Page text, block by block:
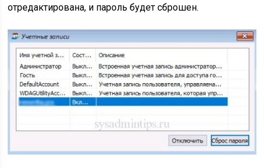
отредактирована, и пароль будет сброшен.